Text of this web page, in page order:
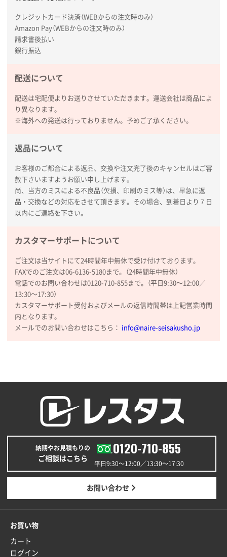
クレジットカード決済（WEBからの注文時のみ）
Amazon Pay（WEBからの注文時のみ）
請求書後払い
銀行振込
配送について
配送は宅配便よりお送りさせていただきます。運送会社は商品によ
り異なります。
※海外への発送は行っておりません。予めご了承ください。
返品について
お客様のご都合による返品、交換や注文完了後のキャンセルはご容
赦下さいますようお願い申し上げます。
尚、当方のミスによる不良品（欠損、印刷のミス等）は、早急に返
品・交換などの対応をさせて頂きます。その場合、到着日より７日
以内にご連絡を下さい。
カスタマーサポートについて
ご注文は当サイトにて24時間年中無休で受け付けております。
FAXでのご注文は06-6136-5180まで。（24時間年中無休）
電話でのお問い合わせは0120-710-855まで。（平日9:30〜12:00／
13:30〜17:30）
カスタマーサポート受付およびメールの返信時間帯は上記営業時間
内となります。
メールでのお問い合わせはこちら： info@naire-seisakusho.jp
納期やお見積もりの
ご相談はこちら
0120-710-855
平日9:30〜12:00／13:30〜17:30
お問い合わせ
お買い物
カート
ログイン